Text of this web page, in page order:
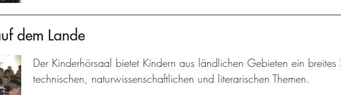
dem Lande
Der Kinderhörsaal bietet Kindern aus ländlichen Gebieten ein breites
technischen, naturwissenschaftlichen und literarischen Themen.